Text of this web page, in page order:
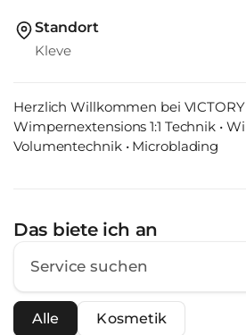
Standort
Kleve
Herzlich Willkommen bei VICTORY
Wimpernextensions 1:1 Technik •
Volumentechnik • Microblading
Das biete ich an
Alle Kosmetik